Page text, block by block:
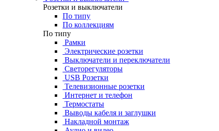
Розетки и выключатели
По типу
По коллекциям
По типу
Рамки
Электрические розетки
Выключатели и переключатели
Светорегуляторы
USB Розетки
Телевизионные розетки
Интернет и телефон
Термостаты
Выводы кабеля и заглушки
Накладной монтаж